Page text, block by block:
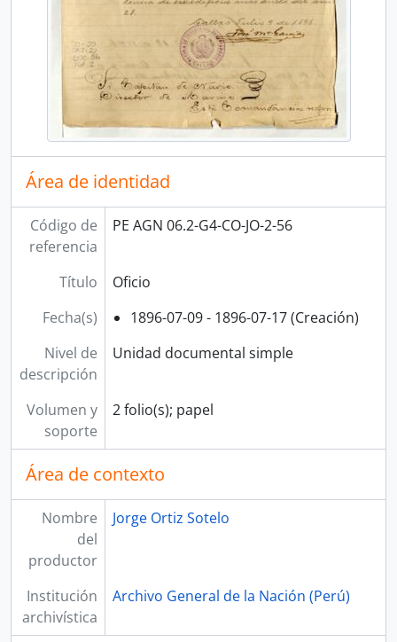
Área de identidad
Código de
referencia
PE AGN 06.2-G4-CO-JO-2-56
Título
Oficio
Fecha(s)
1896-07-09 - 1896-07-17 (Creación)
Nivel de
descripción
Unidad documental simple
Volumen y
soporte
2 folio(s); papel
Área de contexto
Nombre
del
productor
Jorge Ortiz Sotelo
Institución
archivística
Archivo General de la Nación (Perú)